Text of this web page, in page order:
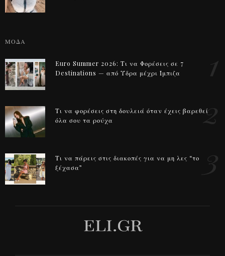
ΜΟΔΑ
Euro Summer 2026: Τι να Φορέσεις σε 7
Destinations — από Ύδρα μέχρι Ίμπιζα
1
Τι να φορέσεις στη δουλειά όταν έχεις βαρεθεί
όλα σου τα ρούχα
2
Τι να πάρεις στις διακοπές για να μη λες “το
ξέχασα”
3